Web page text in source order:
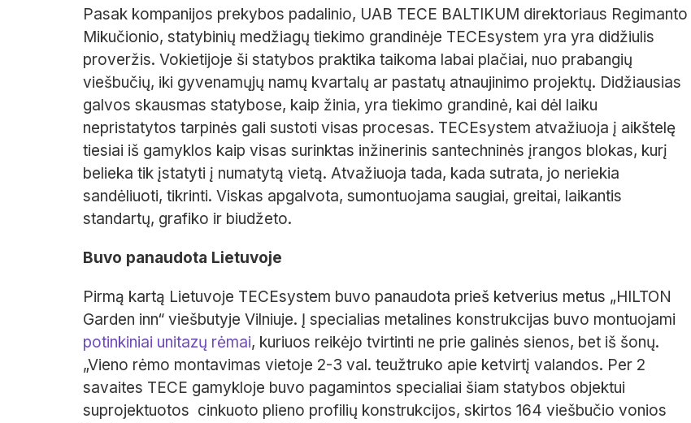
Pasak kompanijos prekybos padalinio, UAB TECE BALTIKUM direktoriaus Regimanto
Mikučionio, statybinių medžiagų tiekimo grandinėje TECEsystem yra yra didžiulis
proveržis. Vokietijoje ši statybos praktika taikoma labai plačiai, nuo prabangių
viešbučių, iki gyvenamųjų namų kvartalų ar pastatų atnaujinimo projektų. Didžiausias
galvos skausmas statybose, kaip žinia, yra tiekimo grandinė, kai dėl laiku
nepristatytos tarpinės gali sustoti visas procesas. TECEsystem atvažiuoja į aikštelę
tiesiai iš gamyklos kaip visas surinktas inžinerinis santechninės įrangos blokas, kurį
belieka tik įstatyti į numatytą vietą. Atvažiuoja tada, kada sutrata, jo neriekia
sandėliuoti, tikrinti. Viskas apgalvota, sumontuojama saugiai, greitai, laikantis
standartų, grafiko ir biudžeto.
Buvo panaudota Lietuvoje
Pirmą kartą Lietuvoje TECEsystem buvo panaudota prieš ketverius metus „HILTON
Garden inn“ viešbutyje Vilniuje. Į specialias metalines konstrukcijas buvo montuojami
potinkiniai unitazų rėmai, kuriuos reikėjo tvirtinti ne prie galinės sienos, bet iš šonų.
„Vieno rėmo montavimas vietoje 2-3 val. teužtruko apie ketvirtį valandos. Per 2
savaites TECE gamykloje buvo pagamintos specialiai šiam statybos objektui
suprojektuotos cinkuoto plieno profilių konstrukcijos, skirtos 164 viešbučio vonios